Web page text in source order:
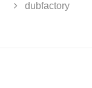
dubfactory